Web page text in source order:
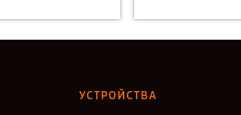
УСТРОЙСТВА